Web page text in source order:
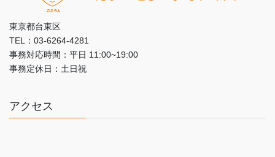
東京都台東区
TEL：03-6264-4281
事務対応時間：平日 11:00~19:00
事務定休日：土日祝
アクセス